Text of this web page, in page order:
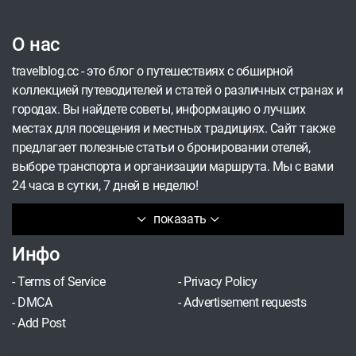
необходимые затраты компенсирует страховка.
Финансовую компенсацию также пообещало
правительство Объединенных Арабских
Эмиратов.
О нас
показать
travelblog.cc - это блог о путешествиях с обширной
коллекцией путеводителей и статей о различных странах и
городах. Вы найдете советы, информацию о лучших
местах для посещения и местных традициях. Сайт также
предлагает полезные статьи о бронировании отелей,
выборе транспорта и организации маршрута. Мы с вами
24 часа в сутки, 7 дней в неделю!
Инфо
-Terms of Service - Privacy Policy
- DMCA -Advertisement requests
-Add Post